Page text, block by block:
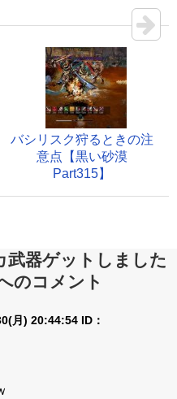
バシリスク狩るときの注
意点【黒い砂漠
Part315】
武器ゲットしました
のコメント
月) 20:44:54 ID：